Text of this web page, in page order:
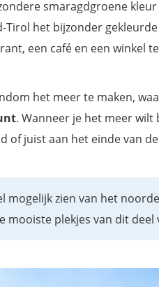
smaragdgroene
Tirol het bijzonder
een café en een winkel
het meer te maken,
. Wanneer je het meer wilt
of juist aan het einde van
mogelijk zien van het
mooiste plekjes van dit deel